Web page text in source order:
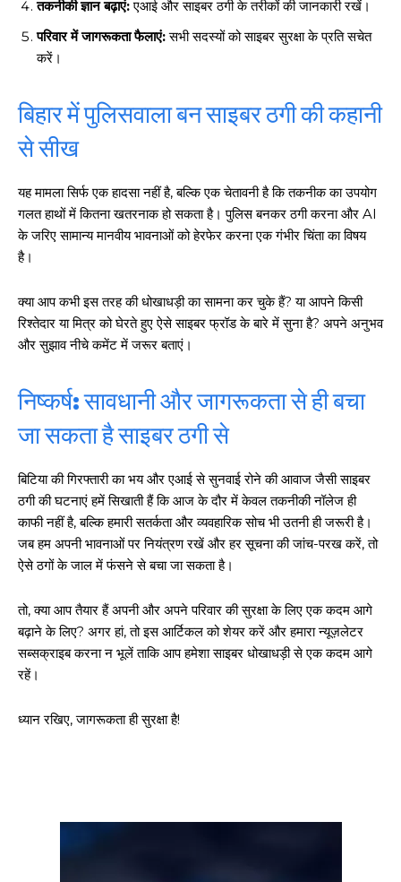
गुरुग्राम।
तकनीकी ज्ञान बढ़ाएं:एआई और साइबर ठगी के तरीकों की जानकारी रखें।
परिवार में जागरूकता फैलाएं:सभी सदस्यों को साइबर सुरक्षा के प्रति सचेत
करें।
बिहार में पुलिसवाला बन साइबर ठगी की कहानी
से सीख
यह मामला सिर्फ एक हादसा नहीं है, बल्कि एक चेतावनी है कि तकनीक का उपयोग
गलत हाथों में कितना खतरनाक हो सकता है। पुलिस बनकर ठगी करना और AI
के जरिए सामान्‍य मानवीय भावनाओं को हेरफेर करना एक गंभीर चिंता का विषय
है।
क्या आप कभी इस तरह की धोखाधड़ी का सामना कर चुके हैं? या आपने किसी
रिश्तेदार या मित्र को घेरते हुए ऐसे साइबर फ्रॉड के बारे में सुना है? अपने अनुभव
और सुझाव नीचे कमेंट में जरूर बताएं।
निष्कर्ष: सावधानी और जागरूकता से ही बचा
जा सकता है साइबर ठगी से
बिटिया की गिरफ्तारी का भय और एआई से सुनवाई रोने की आवाज जैसी साइबर
ठगी की घटनाएं हमें सिखाती हैं कि आज के दौर में केवल तकनीकी नॉलेज ही
काफी नहीं है, बल्कि हमारी सतर्कता और व्यवहारिक सोच भी उतनी ही जरूरी है।
जब हम अपनी भावनाओं पर नियंत्रण रखें और हर सूचना की जांच-परख करें, तो
ऐसे ठगों के जाल में फंसने से बचा जा सकता है।
तो, क्या आप तैयार हैं अपनी और अपने परिवार की सुरक्षा के लिए एक कदम आगे
बढ़ाने के लिए? अगर हां, तो इस आर्टिकल को शेयर करें और हमारा न्यूज़लेटर
सब्सक्राइब करना न भूलें ताकि आप हमेशा साइबर धोखाधड़ी से एक कदम आगे
रहें।
ध्यान रखिए, जागरूकता ही सुरक्षा है!